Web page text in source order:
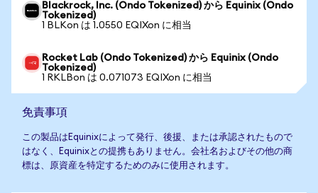
Blackrock, Inc. (Ondo Tokenized) から Equinix (Ondo
Tokenized)
1 BLKon は 1.0550 EQIXon に相当
Rocket Lab (Ondo Tokenized) から Equinix (Ondo
Tokenized)
1 RKLBon は 0.071073 EQIXon に相当
免責事項
この製品はEquinixによって発行、後援、または承認されたもので
はなく、Equinixとの提携もありません。会社名およびその他の商
標は、原資産を特定するためのみに使用されます。